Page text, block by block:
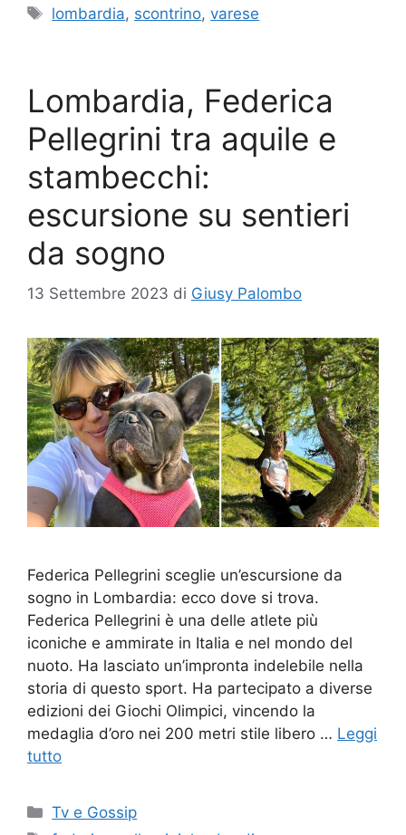
Tag
lombardia, scontrino,varese
Lombardia, Federica
Pellegrini tra aquile e
stambecchi:
escursione su sentieri
da sogno
13 Settembre 2023 di Giusy Palombo
Federica Pellegrini sceglie un’escursione da
sogno in Lombardia: ecco dove si trova.
Federica Pellegrini è una delle atlete più
iconiche e ammirate in Italia e nel mondo del
nuoto. Ha lasciato un’impronta indelebile nella
storia di questo sport. Ha partecipato a diverse
edizioni dei Giochi Olimpici, vincendo la
medaglia d’oro nei 200 metri stile libero … Leggi
tutto
Categorie
Tv e Gossip